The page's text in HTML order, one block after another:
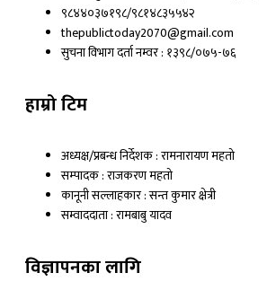
b
o
o
k
t
r
u
e
९८४४०३७१९८/९८१४८३५५४२
thepublictoday2070@gmail.com
सुचना विभाग दर्ता नम्वर : १३९८/०७५-७६
हाम्रो टिम
अध्यक्ष/प्रबन्ध निर्देशक : रामनारायण महतो
सम्पादक : राजकरण महतो
कानूनी सल्लाहकार : सन्त कुमार क्षेत्री
सम्वाददाता : रामबाबु यादव
विज्ञापनका लागि